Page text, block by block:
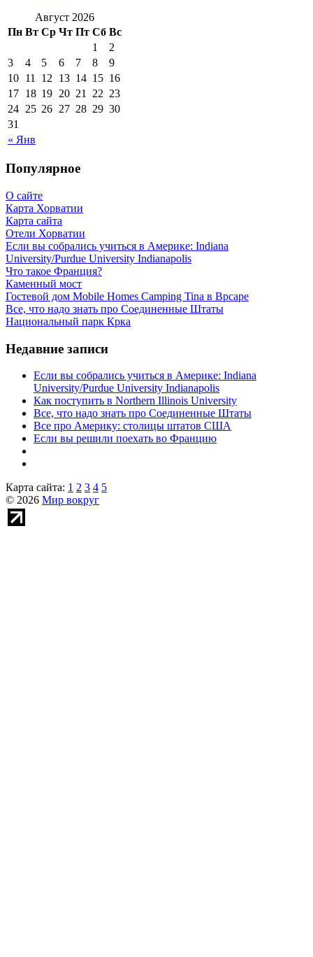
Август 2026
Пн Вт Ср Чт Пт Сб Вс
« Янв
1
2
3
4 5 6 7 8
9
10 11 12 13 14 15 16
17 18 19 20 21 22 23
24 25 26 27 28 29 30
31
Популярное
О сайте
Карта Хорватии
Карта сайта
Отели Хорватии
Если вы собрались учиться в Америке: Indiana
University/Purdue University Indianapolis
Что такое Франция?
Каменный мост
Гостевой дом Mobile Homes Camping Tina в Врсаре
Все, что надо знать про Соединенные Штаты
Национальный парк Крка
Недавние записи
Если вы собрались учиться в Америке: Indiana
University/Purdue University Indianapolis
Как поступить в Northern Illinois University
Все, что надо знать про Соединенные Штаты
Все про Америку: столицы штатов США
Если вы решили поехать во Францию
Карта сайта: 1 2 3 4 5
© 2026 Мир вокруг